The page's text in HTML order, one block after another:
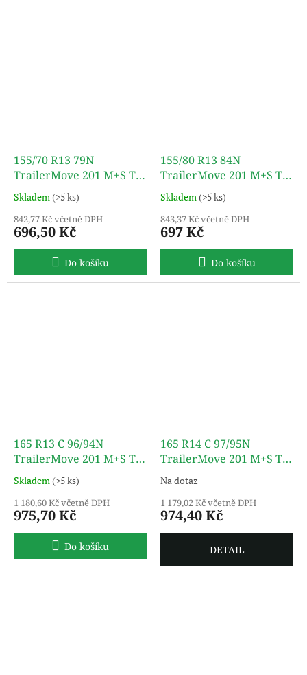
155/70 R13 79N
TrailerMove 201 M+S TL
TURON
Skladem(>5 ks)
842,77 Kč včetně DPH
696,50 Kč
Do košíku
155/80 R13 84N
TrailerMove 201 M+S TL
TURON
Skladem(>5 ks)
843,37 Kč včetně DPH
697 Kč
Do košíku
165 R13 C 96/94N
TrailerMove 201 M+S TL
TURON
Skladem(>5 ks)
1 180,60 Kč včetně DPH
975,70 Kč
Do košíku
165 R14 C 97/95N
TrailerMove 201 M+S TL
TURON
Na dotaz
1 179,02 Kč včetně DPH
974,40 Kč
DETAIL